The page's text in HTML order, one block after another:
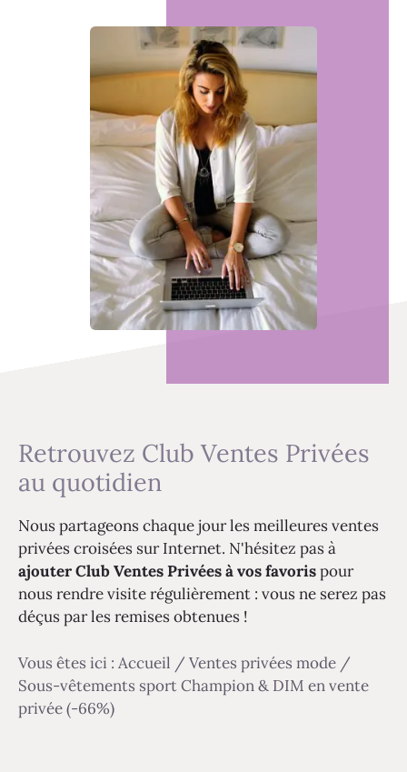
Retrouvez Club Ventes Privées
au quotidien
Nous partageons chaque jour les meilleures ventes
privées croisées sur Internet. N'hésitez pas à
ajouter Club Ventes Privées à vos favorispour
nous rendre visite régulièrement : vous ne serez pas
déçus par les remises obtenues !
Vous êtes ici : Accueil / Ventes privées mode /
Sous-vêtements sport Champion & DIM en vente
privée (-66%)